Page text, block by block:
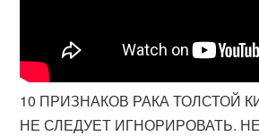
10 ПРИЗНАКОВ РАКА ТОЛСТОЙ
НЕ СЛЕДУЕТ ИГНОРИРОВАТЬ.